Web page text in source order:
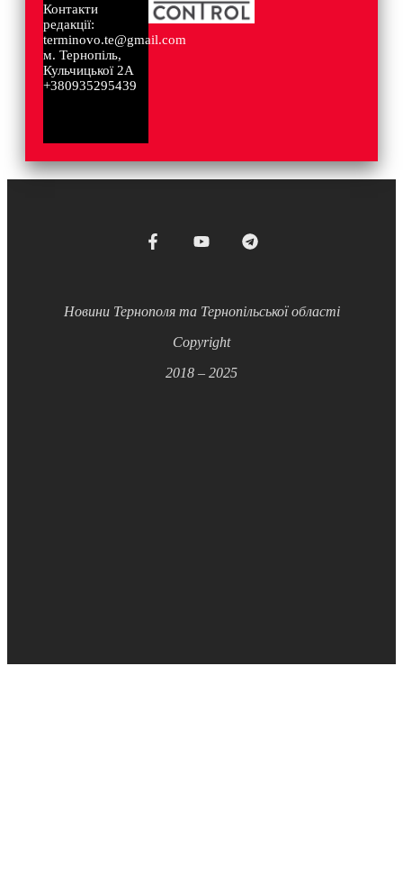
Контакти
редакції:
terminovo.te@gmail.com
м. Тернопіль,
Кульчицької 2А
+380935295439
Новини Тернополя та Тернопільської області
Copyright
2018 – 2025